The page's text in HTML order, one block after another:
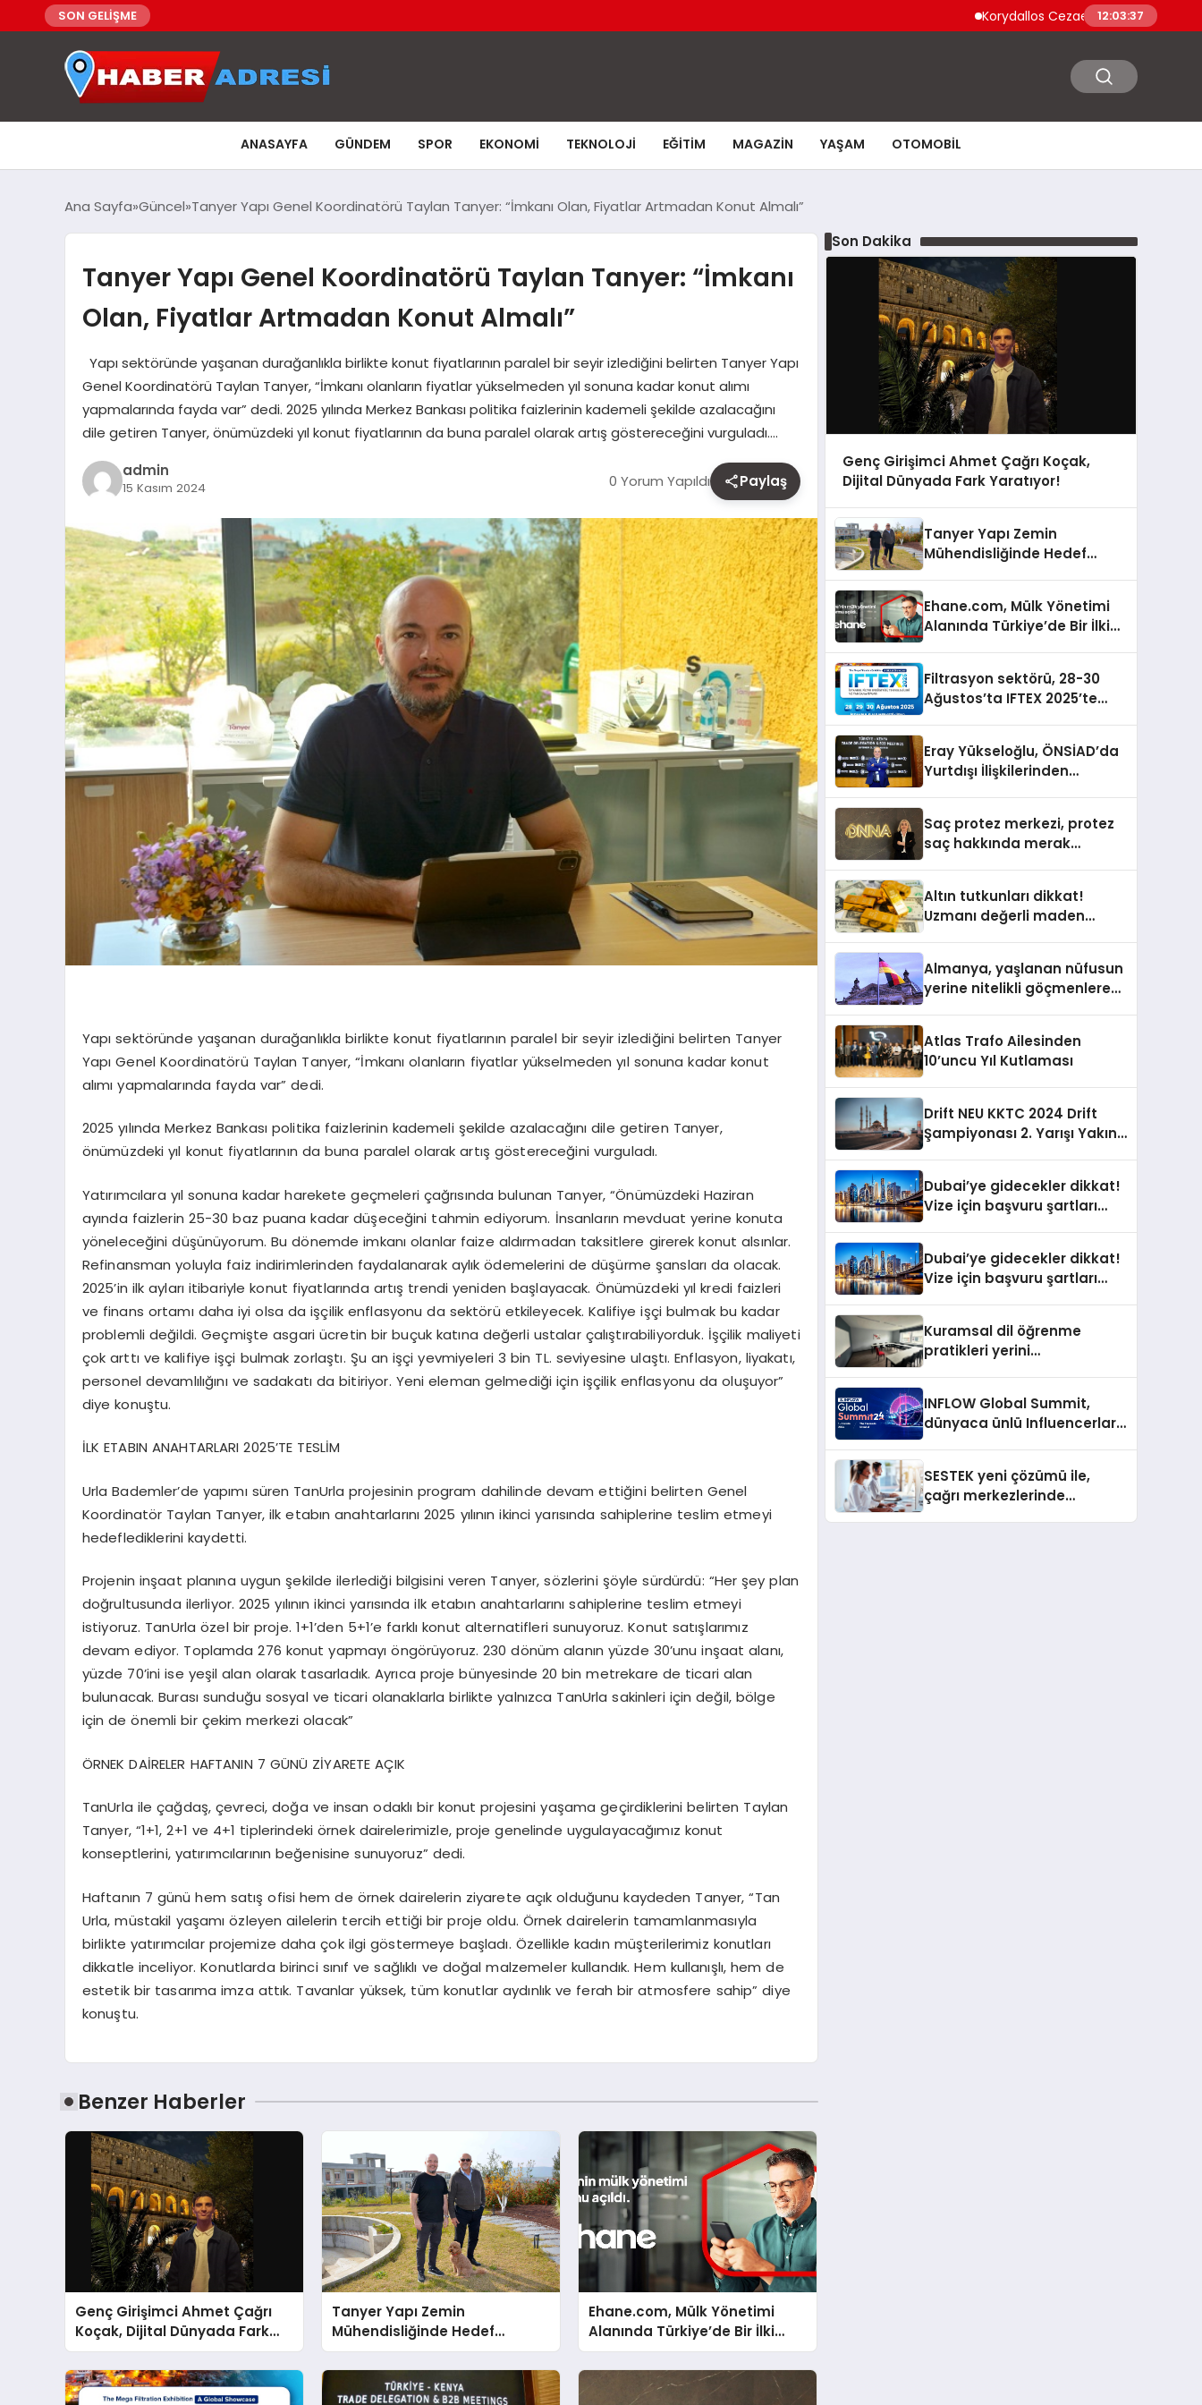
SON GELİŞME Korydallos Cezaevi’nde Türk Mahkumlar
12:03:38
ANASAYFA GÜNDEM SPOR EKONOMI TEKNOLOJI EĞITIM MAGAZIN YAŞAM OTOMOBIL
Ana Sayfa Güncel Tanyer Yapı Genel Koordinatörü Taylan Tanyer: “İmkanı Olan, Fiyatlar Artmadan Konut Almalı”
Tanyer Yapı Genel Koordinatörü Taylan Tanyer: “İmkanı
Olan, Fiyatlar Artmadan Konut Almalı”
Yapı sektöründe yaşanan durağanlıkla birlikte konut fiyatlarının paralel bir seyir izlediğini belirten Tanyer Yapı
Genel Koordinatörü Taylan Tanyer, “İmkanı olanların fiyatlar yükselmeden yıl sonuna kadar konut alımı
yapmalarında fayda var” dedi. 2025 yılında Merkez Bankası politika faizlerinin kademeli şekilde azalacağını
dile getiren Tanyer, önümüzdeki yıl konut fiyatlarının da buna paralel olarak artış göstereceğini vurguladı….
admin
15 Kasım 2024 0 Yorum Yapıldı Paylaş
Yapı sektöründe yaşanan durağanlıkla birlikte konut fiyatlarının paralel bir seyir izlediğini belirten Tanyer
Yapı Genel Koordinatörü Taylan Tanyer, “İmkanı olanların fiyatlar yükselmeden yıl sonuna kadar konut
alımı yapmalarında fayda var” dedi.
2025 yılında Merkez Bankası politika faizlerinin kademeli şekilde azalacağını dile getiren Tanyer,
önümüzdeki yıl konut fiyatlarının da buna paralel olarak artış göstereceğini vurguladı.
Yatırımcılara yıl sonuna kadar harekete geçmeleri çağrısında bulunan Tanyer, “Önümüzdeki Haziran
ayında faizlerin 25-30 baz puana kadar düşeceğini tahmin ediyorum. İnsanların mevduat yerine konuta
yöneleceğini düşünüyorum. Bu dönemde imkanı olanlar faize aldırmadan taksitlere girerek konut alsınlar.
Refinansman yoluyla faiz indirimlerinden faydalanarak aylık ödemelerini de düşürme şansları da olacak.
2025’in ilk ayları itibariyle konut fiyatlarında artış trendi yeniden başlayacak. Önümüzdeki yıl kredi faizleri
ve finans ortamı daha iyi olsa da işçilik enflasyonu da sektörü etkileyecek. Kalifiye işçi bulmak bu kadar
problemli değildi. Geçmişte asgari ücretin bir buçuk katına değerli ustalar çalıştırabiliyorduk. İşçilik maliyeti
çok arttı ve kalifiye işçi bulmak zorlaştı. Şu an işçi yevmiyeleri 3 bin TL. seviyesine ulaştı. Enflasyon, liyakatı,
personel devamlılığını ve sadakatı da bitiriyor. Yeni eleman gelmediği için işçilik enflasyonu da oluşuyor”
diye konuştu.
İLK ETABIN ANAHTARLARI 2025’TE TESLİM
Urla Bademler’de yapımı süren TanUrla projesinin program dahilinde devam ettiğini belirten Genel
Koordinatör Taylan Tanyer, ilk etabın anahtarlarını 2025 yılının ikinci yarısında sahiplerine teslim etmeyi
hedeflediklerini kaydetti.
Projenin inşaat planına uygun şekilde ilerlediği bilgisini veren Tanyer, sözlerini şöyle sürdürdü: “Her şey plan
doğrultusunda ilerliyor. 2025 yılının ikinci yarısında ilk etabın anahtarlarını sahiplerine teslim etmeyi
istiyoruz. TanUrla özel bir proje. 1+1’den 5+1’e farklı konut alternatifleri sunuyoruz. Konut satışlarımız
devam ediyor. Toplamda 276 konut yapmayı öngörüyoruz. 230 dönüm alanın yüzde 30’unu inşaat alanı,
yüzde 70’ini ise yeşil alan olarak tasarladık. Ayrıca proje bünyesinde 20 bin metrekare de ticari alan
bulunacak. Burası sunduğu sosyal ve ticari olanaklarla birlikte yalnızca TanUrla sakinleri için değil, bölge
için de önemli bir çekim merkezi olacak”
ÖRNEK DAİRELER HAFTANIN 7 GÜNÜ ZİYARETE AÇIK
TanUrla ile çağdaş, çevreci, doğa ve insan odaklı bir konut projesini yaşama geçirdiklerini belirten Taylan
Tanyer, “1+1, 2+1 ve 4+1 tiplerindeki örnek dairelerimizle, proje genelinde uygulayacağımız konut
konseptlerini, yatırımcılarının beğenisine sunuyoruz” dedi.
Haftanın 7 günü hem satış ofisi hem de örnek dairelerin ziyarete açık olduğunu kaydeden Tanyer, “Tan
Urla, müstakil yaşamı özleyen ailelerin tercih ettiği bir proje oldu. Örnek dairelerin tamamlanmasıyla
birlikte yatırımcılar projemize daha çok ilgi göstermeye başladı. Özellikle kadın müşterilerimiz konutları
dikkatle inceliyor. Konutlarda birinci sınıf ve sağlıklı ve doğal malzemeler kullandık. Hem kullanışlı, hem de
estetik bir tasarıma imza attık. Tavanlar yüksek, tüm konutlar aydınlık ve ferah bir atmosfere sahip” diye
konuştu.
Benzer Haberler
Genç Girişimci Ahmet Çağrı
Koçak, Dijital Dünyada Fark
Yaratıyor!
Tanyer Yapı Zemin
Mühendisliğinde Hedef
Büyüttü
Ehane.com, Mülk Yönetimi
Alanında Türkiye’de Bir İlki
Gerçekleştirmek İçin Yayında
Son Dakika
Genç Girişimci Ahmet Çağrı Koçak,
Dijital Dünyada Fark Yaratıyor!
Tanyer Yapı Zemin
Mühendisliğinde Hedef
Ehane.com, Mülk Yönetimi
Alanında Türkiye’de Bir İlki
Filtrasyon sektörü, 28-30
Ağustos’ta IFTEX 2025’te
Eray Yükseloğlu, ÖNSİAD’da
Yurtdışı İlişkilerinden
Saç protez merkezi, protez
saç hakkında merak
Altın tutkunları dikkat!
Uzmanı değerli maden
Almanya, yaşlanan nüfusun
yerine nitelikli göçmenlere
Atlas Trafo Ailesinden
10’uncu Yıl Kutlaması
Drift NEU KKTC 2024 Drift
Şampiyonası 2. Yarışı Yakın
Dubai’ye gidecekler dikkat!
Vize için başvuru şartları
Dubai’ye gidecekler dikkat!
Vize için başvuru şartları
Kuramsal dil öğrenme
pratikleri yerini
INFLOW Global Summit,
dünyaca ünlü Influencerları
SESTEK yeni çözümü ile,
çağrı merkezlerinde